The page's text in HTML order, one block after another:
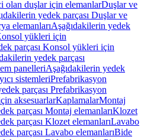
olan duşlar için elemanlarDuşlar ve
yedek parçası Duşlar ve
elemanlarıAşağıdakilerin yedek
yükleri için
parçası Konsol yükleri için
yedek parçası
panelleriAşağıdakilerin yedek
sistemleriPrefabrikasyon
parçası Prefabrikasyon
aksesuarlarKaplamalarMontaj
parçası Montaj elemanlarıKlozet
parçası Klozet elemanlarıLavabo
parçası Lavabo elemanlarıBide